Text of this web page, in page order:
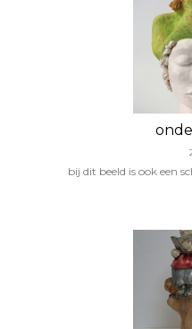
bij dit beeld is ook een